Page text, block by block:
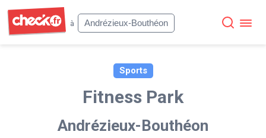
à
Andrézieux-Bouthéon
Sports
Fitness Park
Andrézieux-Bouthéon